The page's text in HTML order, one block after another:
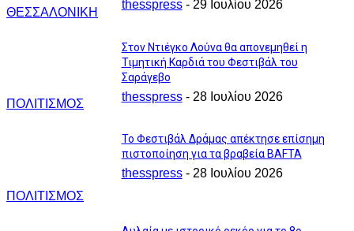
ΘΕΣΣΑΛΟΝΙΚΗ
thesspress - 29 Ιουλίου 2026
ΠΟΛΙΤΙΣΜΟΣ
Στον Ντιέγκο Λούνα θα απονεμηθεί η
Τιμητική Καρδιά του Φεστιβάλ του
Σαράγεβο
thesspress - 28 Ιουλίου 2026
ΠΟΛΙΤΙΣΜΟΣ
Το Φεστιβάλ Δράμας απέκτησε επίσημη
πιστοποίηση για τα βραβεία BAFTA
thesspress - 28 Ιουλίου 2026